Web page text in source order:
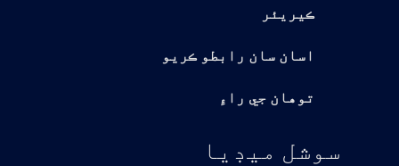
ڪيريئر
اسان سان رابطو ڪريو
توهان جي راءِ
سوشل ميڊيا